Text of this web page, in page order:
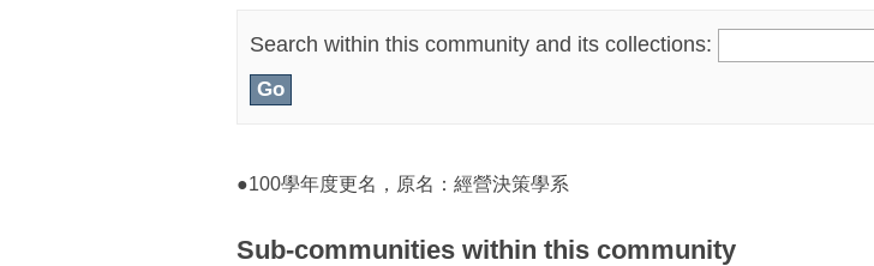
Search within this community and its collections:
●100學年度更名，原名：經營決策學系
Sub-communities within this community